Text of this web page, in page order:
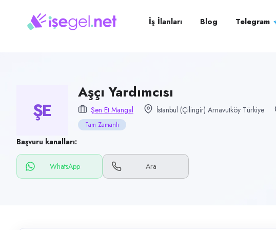
Aşçı Yardımcısı
Yiyecek & İçecek (Restoran/Cafe)
Arnavutköy, İstanbul (Çilingir)
Çalışma şekli
Tam Zamanlı
Yayın tarihi
İş İlanları Blog Telegram
ŞE
Aşçı Yardımcısı
Şen Et Mangal İstanbul (Çilingir) Arnavutköy Türkiye
Tam Zamanlı
Başvuru kanalları:
WhatsApp Ara